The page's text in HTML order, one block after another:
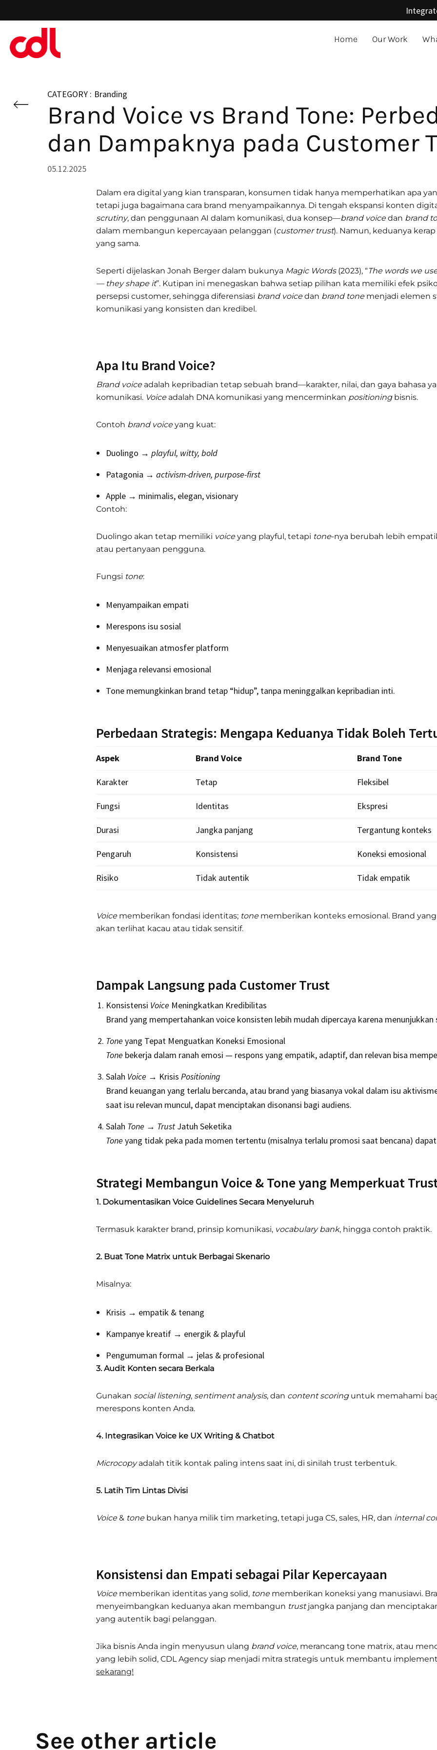
to
main
content
Home Our Work
Branding
Brand Voice vs Brand Tone:
dan Dampaknya pada Customer
05.12.2025
Dalam era digital yang kian transparan, konsumen tidak hanya memperhatikan apa
tetapi juga bagaimana cara brand menyampaikannya. Di tengah ekspansi konten
scrutiny, dan penggunaan AI dalam komunikasi, dua konsep—brand voicedan brand
dalam membangun kepercayaan pelanggan (customer trust). Namun, keduanya
yang sama.
Seperti dijelaskan Jonah Berger dalam bukunya Magic Words(2023), “The words we
— they shape it”. Kutipan ini menegaskan bahwa setiap pilihan kata memiliki efek
persepsi customer, sehingga diferensiasi brand voicedan brand tonemenjadi elemen
komunikasi yang konsisten dan kredibel.
Apa Itu Brand Voice?
Brand voiceadalah kepribadian tetap sebuah brand—karakter, nilai, dan gaya bahasa
komunikasi. Voiceadalah DNA komunikasi yang mencerminkan positioningbisnis.
Contoh brand voiceyang kuat:
Duolingo → playful, witty, bold
Patagonia → activism-driven, purpose-first
Apple → minimalis, elegan, visionary
Contoh:
Duolingo akan tetap memiliki voiceyang playful, tetapi tone-nya berubah lebih
atau pertanyaan pengguna.
Fungsi tone:
Menyampaikan empati
Merespons isu sosial
Menyesuaikan atmosfer platform
Menjaga relevansi emosional
Tone memungkinkan brand tetap “hidup”, tanpa meninggalkan kepribadian inti.
Perbedaan Strategis: Mengapa Keduanya Tidak Boleh
Aspek Brand Voice Brand Tone
Karakter Tetap Fleksibel
Fungsi Identitas Ekspresi
Durasi Jangka panjang Tergantung konteks
Pengaruh Konsistensi Koneksi emosional
Risiko Tidak autentik Tidak empatik
Voicememberikan fondasi identitas; tonememberikan konteks emosional. Brand
akan terlihat kacau atau tidak sensitif.
Dampak Langsung pada Customer Trust
Konsistensi Voice Meningkatkan Kredibilitas
Brand yang mempertahankan voice konsisten lebih mudah dipercaya karena
Tone yang Tepat Menguatkan Koneksi Emosional
Tone bekerja dalam ranah emosi — respons yang empatik, adaptif, dan relevan bisa
Salah Voice → Krisis Positioning
Brand keuangan yang terlalu bercanda, atau brand yang biasanya vokal dalam isu
saat isu relevan muncul, dapat menciptakan disonansi bagi audiens.
Salah Tone → Trust Jatuh Seketika
Tone yang tidak peka pada momen tertentu (misalnya terlalu promosi saat bencana)
Strategi Membangun Voice & Tone yang Memperkuat
1. Dokumentasikan Voice Guidelines Secara Menyeluruh
Termasuk karakter brand, prinsip komunikasi, vocabulary bank, hingga contoh praktik.
2. Buat Tone Matrix untuk Berbagai Skenario
Misalnya:
Krisis → empatik & tenang
Kampanye kreatif → energik & playful
Pengumuman formal → jelas & profesional
3. Audit Konten secara Berkala
Gunakan social listening, sentiment analysis, dan content scoringuntuk memahami
merespons konten Anda.
4. Integrasikan Voice ke UX Writing & Chatbot
Microcopyadalah titik kontak paling intens saat ini, di sinilah trust terbentuk.
5. Latih Tim Lintas Divisi
Voice& tonebukan hanya milik tim marketing, tetapi juga CS, sales, HR, dan internal
Konsistensi dan Empati sebagai Pilar Kepercayaan
Voicememberikan identitas yang solid, tonememberikan koneksi yang manusiawi.
menyeimbangkan keduanya akan membangun trustjangka panjang dan
yang autentik bagi pelanggan.
Jika bisnis Anda ingin menyusun ulang brand voice, merancang tone matrix, atau
yang lebih solid, CDL Agency siap menjadi mitra strategis untuk membantu
sekarang!
See other article